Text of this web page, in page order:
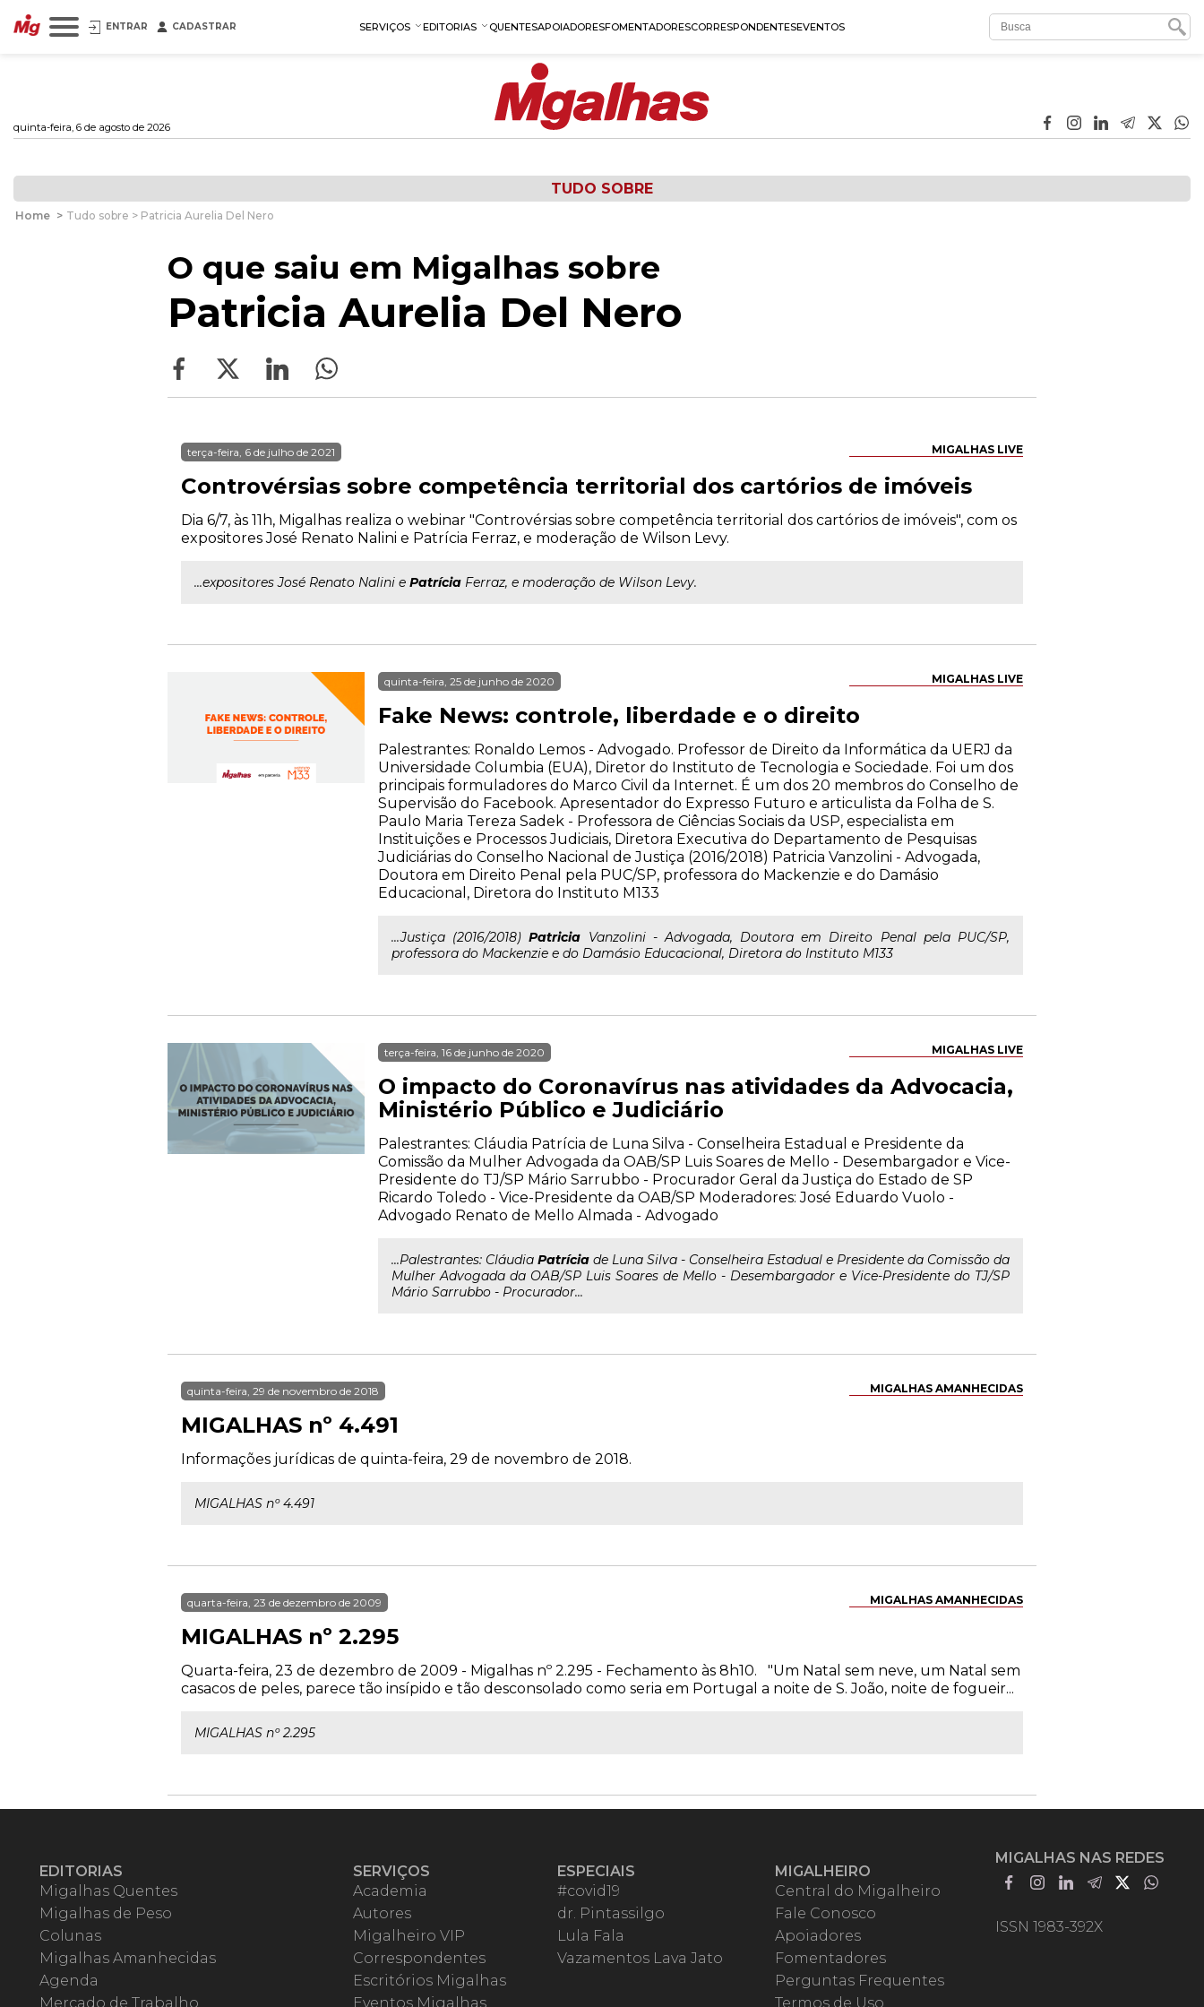
ENTRAR CADASTRAR SERVIÇOS EDITORIAS QUENTESAPOIADORESFOMENTADORESCORRESPONDENTESEVENTOS
quinta-feira, 6 de agosto de 2026
TUDO SOBRE
Home > Tudo sobre > Patricia Aurelia Del Nero
O que saiu em Migalhas sobre
Patricia Aurelia Del Nero
MIGALHAS LIVE
terça-feira, 6 de julho de 2021
Controvérsias sobre competência territorial dos cartórios de imóveis
Dia 6/7, às 11h, Migalhas realiza o webinar "Controvérsias sobre competência territorial dos cartórios de imóveis", com os
expositores José Renato Nalini e Patrícia Ferraz, e moderação de Wilson Levy.
...expositores José Renato Nalini e Patrícia Ferraz, e moderação de Wilson Levy.
MIGALHAS LIVE
quinta-feira, 25 de junho de 2020
Fake News: controle, liberdade e o direito
Palestrantes: Ronaldo Lemos - Advogado. Professor de Direito da Informática da UERJ da
Universidade Columbia (EUA), Diretor do Instituto de Tecnologia e Sociedade. Foi um dos
principais formuladores do Marco Civil da Internet. É um dos 20 membros do Conselho de
Supervisão do Facebook. Apresentador do Expresso Futuro e articulista da Folha de S.
Paulo Maria Tereza Sadek - Professora de Ciências Sociais da USP, especialista em
Instituições e Processos Judiciais, Diretora Executiva do Departamento de Pesquisas
Judiciárias do Conselho Nacional de Justiça (2016/2018) Patricia Vanzolini - Advogada,
Doutora em Direito Penal pela PUC/SP, professora do Mackenzie e do Damásio
Educacional, Diretora do Instituto M133
...Justiça (2016/2018)Patricia Vanzolini - Advogada, Doutora em Direito Penal pela PUC/SP,
professora do Mackenzie e do Damásio Educacional, Diretora do Instituto M133
MIGALHAS LIVE
terça-feira, 16 de junho de 2020
O impacto do Coronavírus nas atividades da Advocacia,
Ministério Público e Judiciário
Palestrantes: Cláudia Patrícia de Luna Silva - Conselheira Estadual e Presidente da
Comissão da Mulher Advogada da OAB/SP Luis Soares de Mello - Desembargador e Vice-
Presidente do TJ/SP Mário Sarrubbo - Procurador Geral da Justiça do Estado de SP
Ricardo Toledo - Vice-Presidente da OAB/SP Moderadores: José Eduardo Vuolo -
Advogado Renato de Mello Almada - Advogado
...Palestrantes: Cláudia Patrícia de Luna Silva - Conselheira Estadual e Presidente da Comissão da
Mulher Advogada da OAB/SP Luis Soares de Mello - Desembargador e Vice-Presidente do TJ/SP
Mário Sarrubbo - Procurador...
MIGALHAS AMANHECIDAS
quinta-feira, 29 de novembro de 2018
MIGALHAS nº 4.491
Informações jurídicas de quinta-feira, 29 de novembro de 2018.
MIGALHAS nº 4.491
MIGALHAS AMANHECIDAS
quarta-feira, 23 de dezembro de 2009
MIGALHAS nº 2.295
Quarta-feira, 23 de dezembro de 2009 - Migalhas nº 2.295 - Fechamento às 8h10. "Um Natal sem neve, um Natal sem
casacos de peles, parece tão insípido e tão desconsolado como seria em Portugal a noite de S. João, noite de fogueir...
MIGALHAS nº 2.295
EDITORIAS
Migalhas Quentes
Migalhas de Peso
Colunas
Migalhas Amanhecidas
Agenda
Mercado de Trabalho
SERVIÇOS
Academia
Autores
Migalheiro VIP
Correspondentes
Escritórios Migalhas
Eventos Migalhas
ESPECIAIS
#covid19
dr. Pintassilgo
Lula Fala
Vazamentos Lava Jato
MIGALHEIRO
Central do Migalheiro
Fale Conosco
Apoiadores
Fomentadores
Perguntas Frequentes
Termos de Uso
MIGALHAS NAS REDES
ISSN 1983-392X